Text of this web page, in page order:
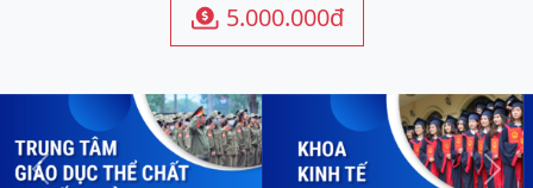
 5.000.000đ
Previous Next